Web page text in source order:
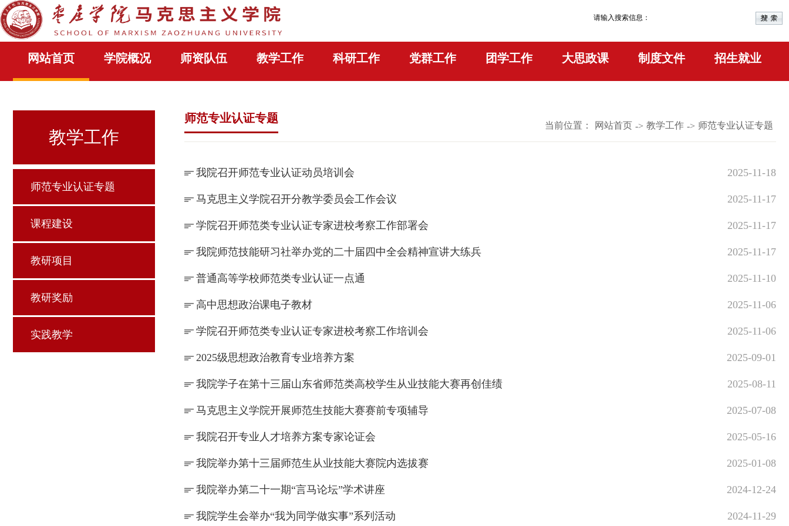
请输入搜索信息：
网站首页 学院概况 师资队伍 教学工作 科研工作 党群工作 团学工作 大思政课 制度文件 招生就业
教学工作
师范专业认证专题
课程建设
教研项目
教研奖励
实践教学
师范专业认证专题
当前位置： 网站首页 -> 教学工作 -> 师范专业认证专题
我院召开师范专业认证动员培训会 2025-11-18
马克思主义学院召开分教学委员会工作会议 2025-11-17
学院召开师范类专业认证专家进校考察工作部署会 2025-11-17
我院师范技能研习社举办党的二十届四中全会精神宣讲大练兵 2025-11-17
普通高等学校师范类专业认证一点通 2025-11-10
高中思想政治课电子教材 2025-11-06
学院召开师范类专业认证专家进校考察工作培训会 2025-11-06
2025级思想政治教育专业培养方案 2025-09-01
我院学子在第十三届山东省师范类高校学生从业技能大赛再创佳绩 2025-08-11
马克思主义学院开展师范生技能大赛赛前专项辅导 2025-07-08
我院召开专业人才培养方案专家论证会 2025-05-16
我院举办第十三届师范生从业技能大赛院内选拔赛 2025-01-08
我院举办第二十一期“言马论坛”学术讲座 2024-12-24
我院学生会举办“我为同学做实事”系列活动 2024-11-29